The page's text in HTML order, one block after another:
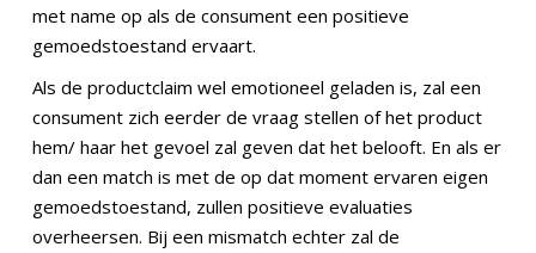
met name op als de consument een positieve
gemoedstoestand ervaart.
Als de productclaim wel emotioneel geladen is, zal een
consument zich eerder de vraag stellen of het product
hem/ haar het gevoel zal geven dat het belooft. En als er
dan een match is met de op dat moment ervaren eigen
gemoedstoestand, zullen positieve evaluaties
overheersen. Bij een mismatch echter zal de